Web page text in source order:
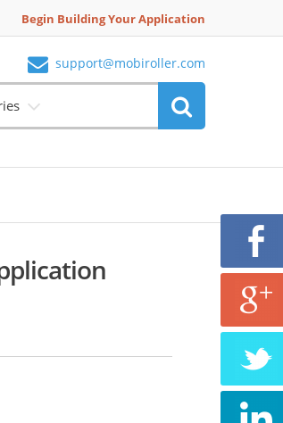
Begin Building Your Application
support@mobiroller.com